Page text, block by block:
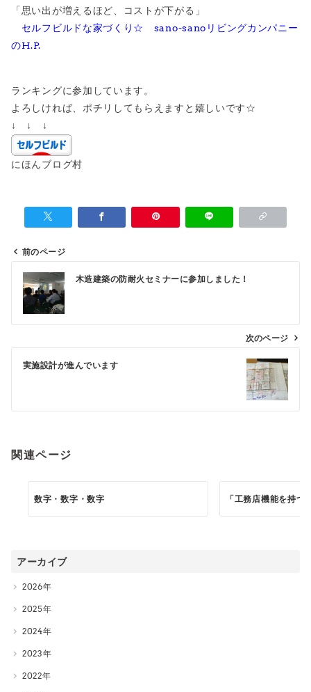
「思い出が増えるほど、コストが下がる」
セルフビルドな家づくり☆ sano-sanoリビングカンパニー
のH.P.
ランキングに参加しています。
よろしければ、ポチリしてもらえますと嬉しいです☆
↓ ↓ ↓
にほんブログ村
投
稿
ナ
ゲ
シ
ン
前のページ
木造建築の防耐火セミナーに参加しました！
次のページ
実施設計が進んでいます
関連ページ
数字・数字・数字 「工務店機能を持つ
アーカイブ
2026
2025
2024
2023
2022